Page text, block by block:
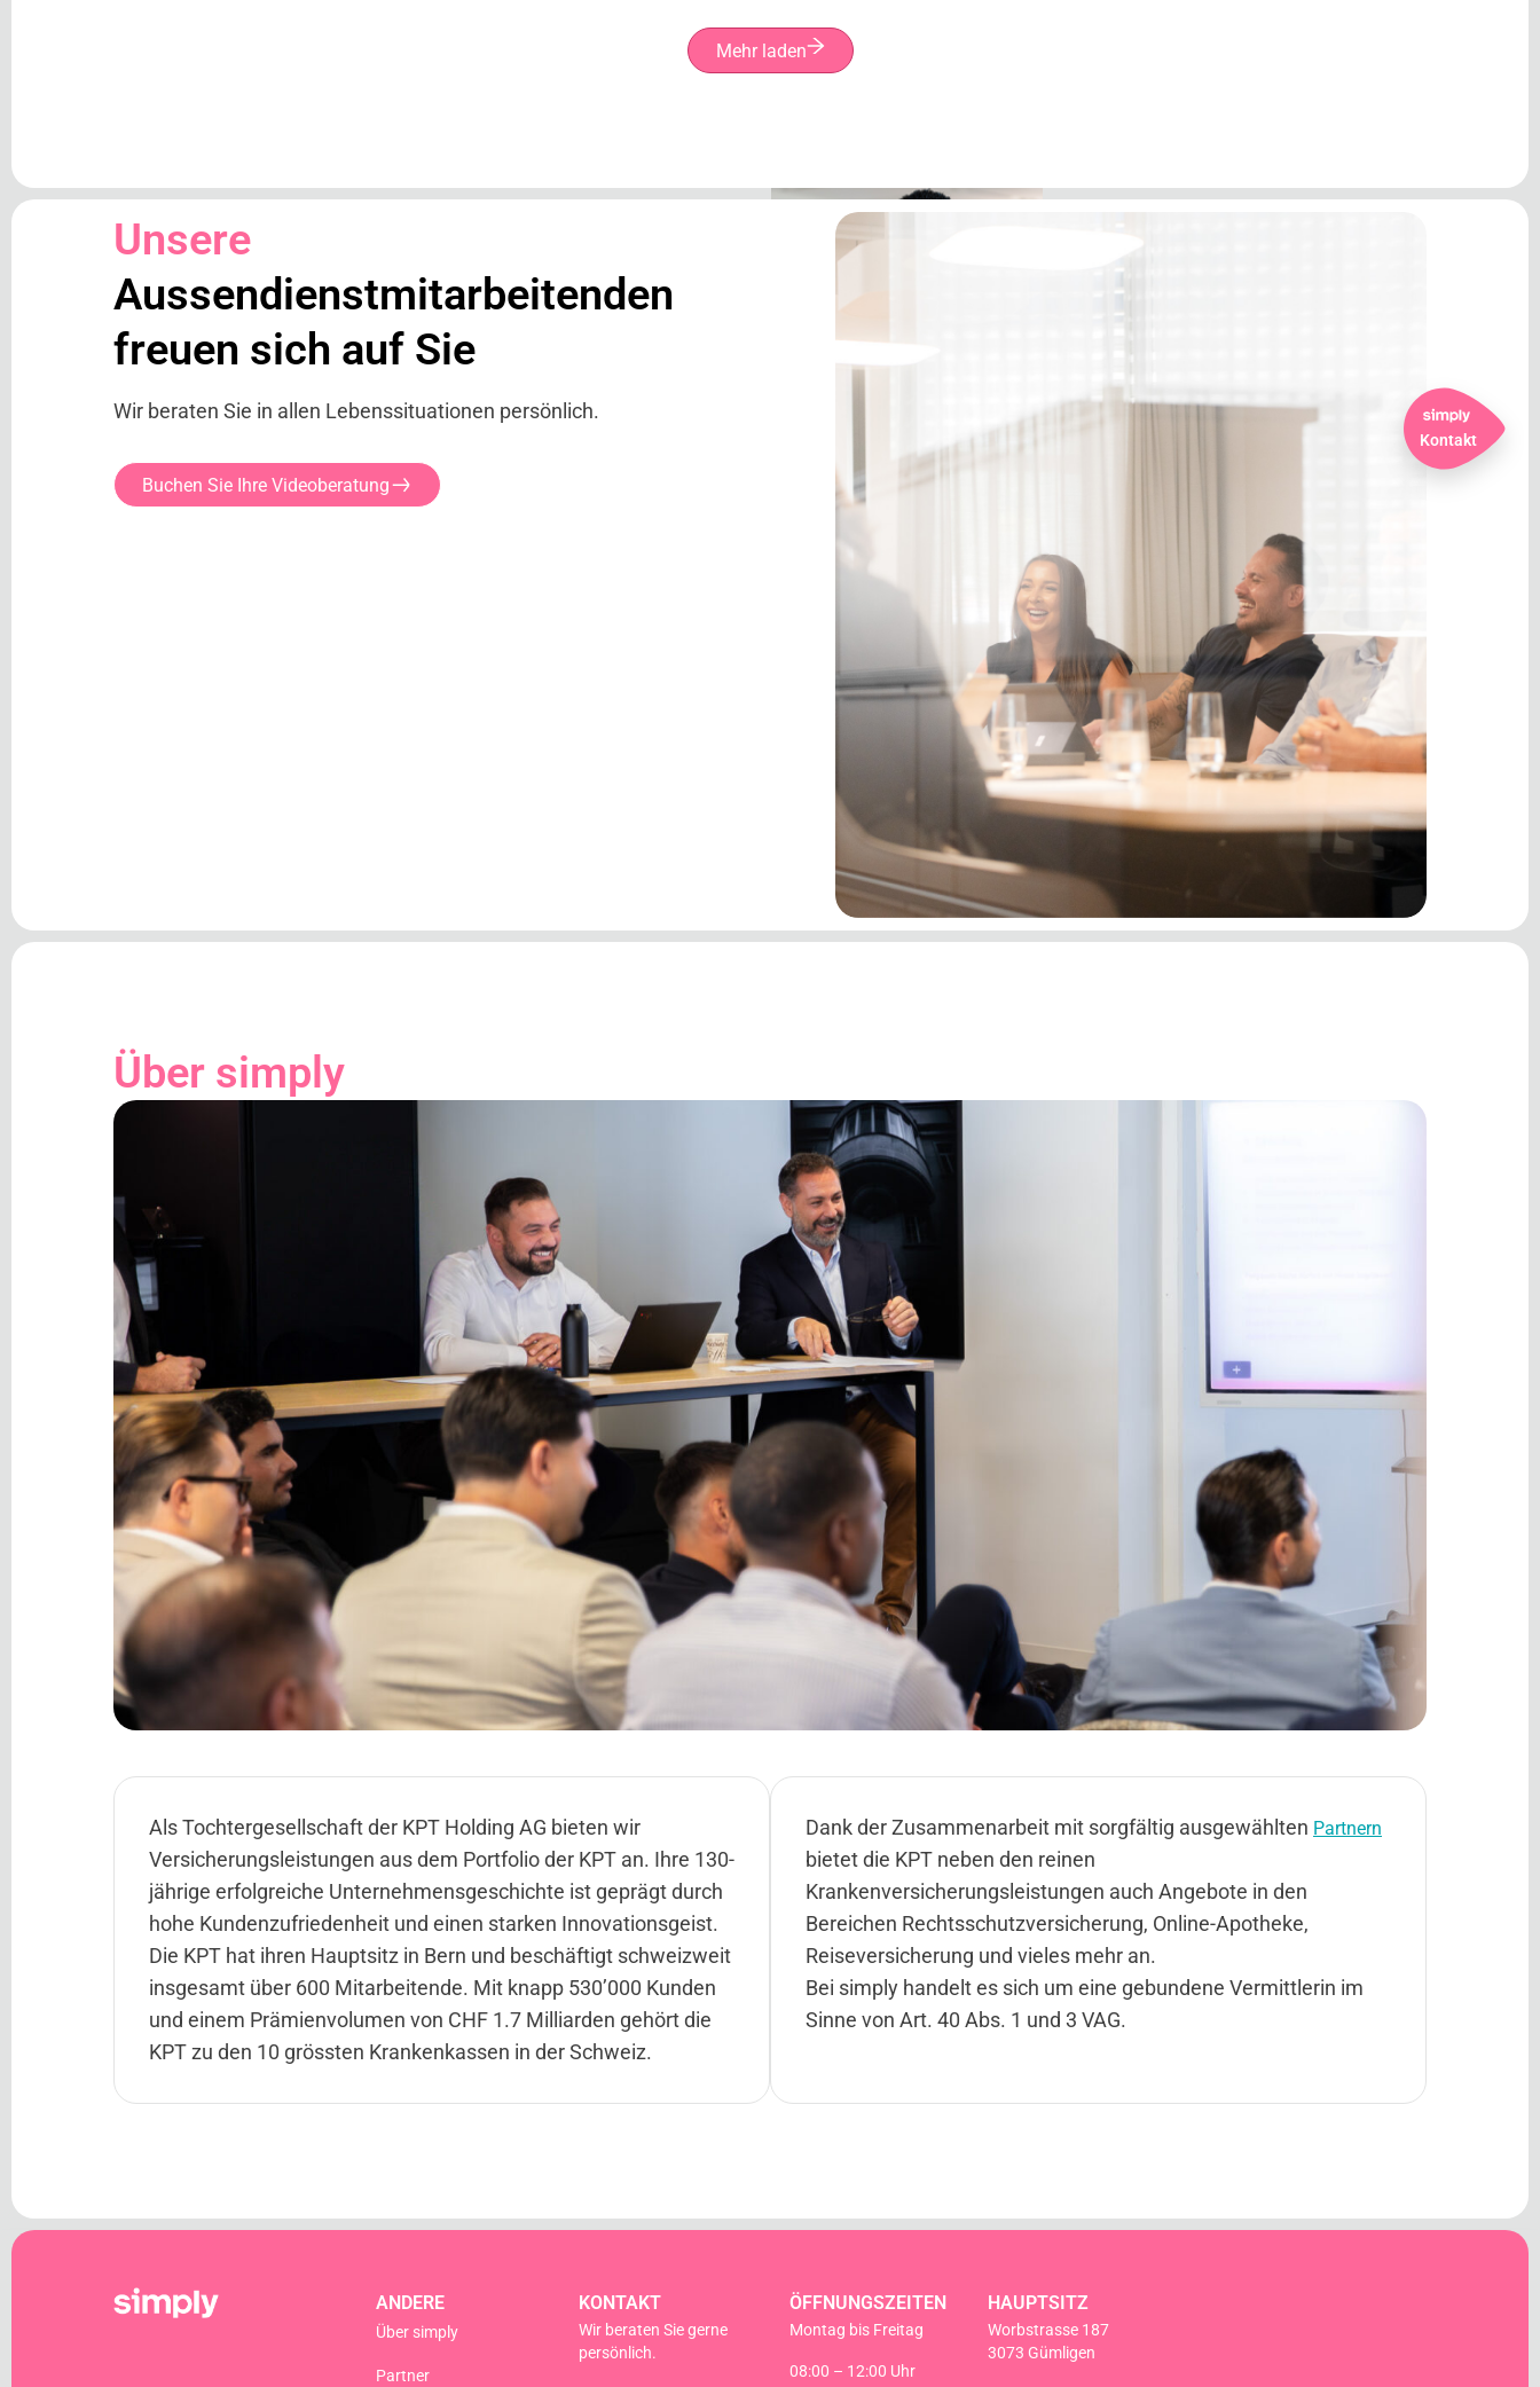
Mehr laden
Unsere
Aussendienstmitarbeitenden
freuen sich auf Sie
Wir beraten Sie in allen Lebenssituationen persönlich.
Buchen Sie Ihre Videoberatung
Über simply
Als Tochtergesellschaft der KPT Holding AG bieten wir
Versicherungsleistungen aus dem Portfolio der KPT an. Ihre 130-
jährige erfolgreiche Unternehmensgeschichte ist geprägt durch
hohe Kundenzufriedenheit und einen starken Innovationsgeist.
Die KPT hat ihren Hauptsitz in Bern und beschäftigt schweizweit
insgesamt über 600 Mitarbeitende. Mit knapp 530’000 Kunden
und einem Prämienvolumen von CHF 1.7 Milliarden gehört die
KPT zu den 10 grössten Krankenkassen in der Schweiz.
Dank der Zusammenarbeit mit sorgfältig ausgewählten Partnern
bietet die KPT neben den reinen
Krankenversicherungsleistungen auch Angebote in den
Bereichen Rechtsschutzversicherung, Online-Apotheke,
Reiseversicherung und vieles mehr an.
Bei simply handelt es sich um eine gebundene Vermittlerin im
Sinne von Art. 40 Abs. 1 und 3 VAG.
ANDERE
Über simply
Partner
KONTAKT
Wir beraten Sie gerne
persönlich.
ÖFFNUNGSZEITEN
Montag bis Freitag
08:00 – 12:00 Uhr
HAUPTSITZ
Worbstrasse 187
3073 Gümligen
Kontakt